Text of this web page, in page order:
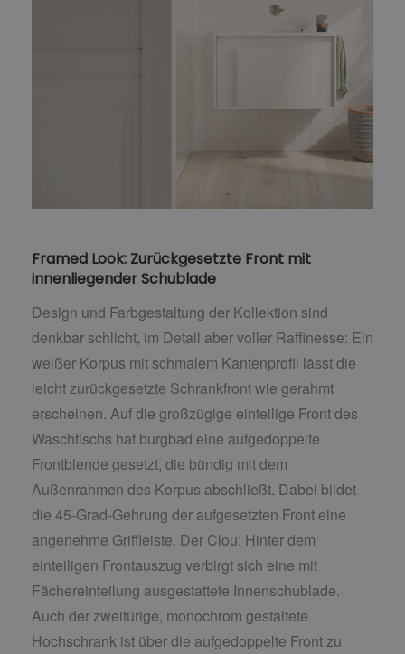
Framed Look: Zurückgesetzte Front mit
innenliegender Schublade
Design und Farbgestaltung der Kollektion sind
denkbar schlicht, im Detail aber voller Raffinesse: Ein
weißer Korpus mit schmalem Kantenprofil lässt die
leicht zurückgesetzte Schrankfront wie gerahmt
erscheinen. Auf die großzügige einteilige Front des
Waschtischs hat burgbad eine aufgedoppelte
Frontblende gesetzt, die bündig mit dem
Außenrahmen des Korpus abschließt. Dabei bildet
die 45-Grad-Gehrung der aufgesetzten Front eine
angenehme Griffleiste. Der Clou: Hinter dem
einteiligen Frontauszug verbirgt sich eine mit
Fächereinteilung ausgestattete Innenschublade.
Auch der zweitürige, monochrom gestaltete
Hochschrank ist über die aufgedoppelte Front zu